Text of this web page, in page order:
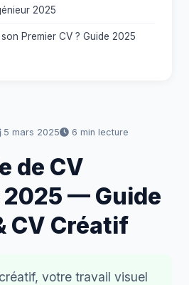
5 mars 2025 6 min lecture
de CV
— Guide
CV Créatif
votre travail visuel
2025
Premier CV ? Guide 2025